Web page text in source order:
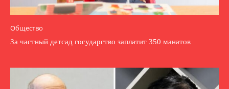
Общество
За частный детсад государство заплатит 350 манатов